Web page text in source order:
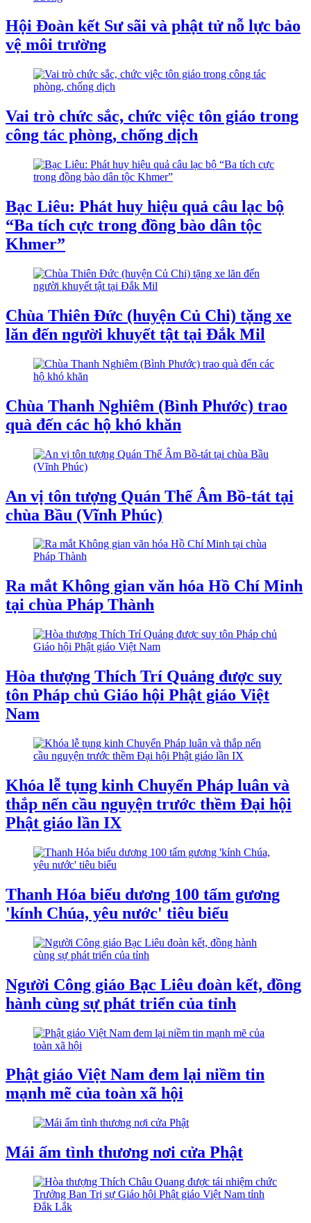
Hội Đoàn kết Sư sãi và phật tử nỗ lực bảo
vệ môi trường
Vai trò chức sắc, chức việc tôn giáo trong
công tác phòng, chống dịch
Bạc Liêu: Phát huy hiệu quả câu lạc bộ
“Ba tích cực trong đồng bào dân tộc
Khmer”
Chùa Thiên Đức (huyện Củ Chi) tặng xe
lăn đến người khuyết tật tại Đắk Mil
Chùa Thanh Nghiêm (Bình Phước) trao
quà đến các hộ khó khăn
An vị tôn tượng Quán Thế Âm Bồ-tát tại
chùa Bầu (Vĩnh Phúc)
Ra mắt Không gian văn hóa Hồ Chí Minh
tại chùa Pháp Thành
Hòa thượng Thích Trí Quảng được suy
tôn Pháp chủ Giáo hội Phật giáo Việt
Nam
Khóa lễ tụng kinh Chuyển Pháp luân và
thắp nến cầu nguyện trước thềm Đại hội
Phật giáo lần IX
Thanh Hóa biểu dương 100 tấm gương
'kính Chúa, yêu nước' tiêu biểu
Người Công giáo Bạc Liêu đoàn kết, đồng
hành cùng sự phát triển của tỉnh
Phật giáo Việt Nam đem lại niềm tin
mạnh mẽ của toàn xã hội
Mái ấm tình thương nơi cửa Phật